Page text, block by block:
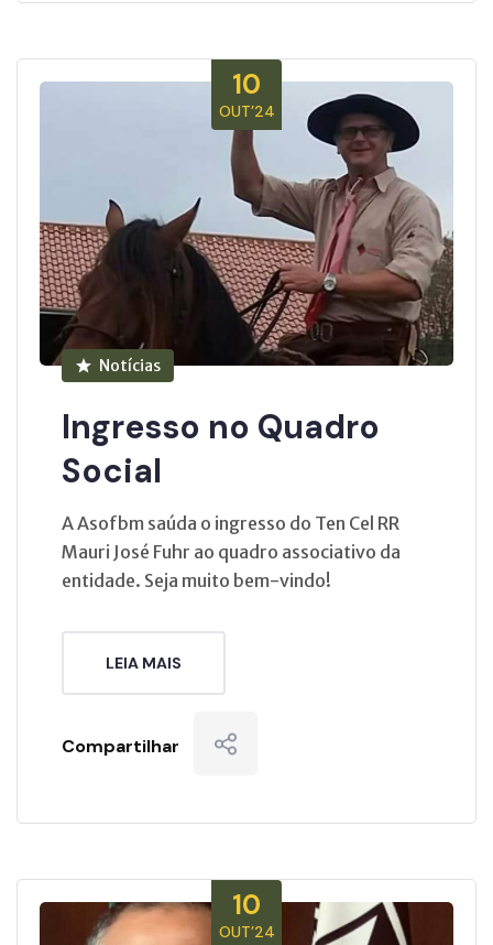
10
OUT’24
Notícias
Ingresso no Quadro
Social
A Asofbm saúda o ingresso do Ten Cel RR
Mauri José Fuhr ao quadro associativo da
entidade. Seja muito bem-vindo!
LEIA MAIS
Compartilhar
10
OUT’24